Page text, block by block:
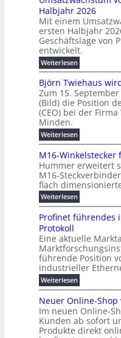
a
u
c
h
t
m
e
h
r
T
m
p
o
u
n
d
w
e
n
g
e
B
ü
o
k
r
u
b
f
ü
r
m
o
d
e
r
n
e
E
e
r
g
i
e
l
s
u
n
g
e
n
N
H
-
S
i
c
h
e
r
u
n
s
l
a
s
t
s
c
h
a
t
e
i
s
t
n
i
l
i
g
u
n
g
b
e
i
m
0
2
6
E
u
r
o
e
n
E
t
e
r
a
t
f
a
c
h
d
u
r
c
f
ü
h
r
n
g
e
n
f
ü
r
e
ff
i
z
i
n
t
e
r
e
s
K
a
b
e
l
m
Halbjahr 2026
Mit einem
ersten Halbjahr
Geschäftslage von
entwickelt.
Weiterlesen:
U
m
s
a
t
z
a
c
h
s
t
u
m
v
o
n
ü
b
r
2
0
%
i
m
e
r
t
e
n
Björn Twiehaus
Zum 15.
(Bild) die Position
(CEO) bei der
Minden.
Weiterlesen:
B
ö
r
n
T
w
i
h
u
s
w
r
d
n
e
u
r
W
M16-Winkelstecker
Hummer erweitert
M16-
flach
Weiterlesen:
M
1
6
W
i
n
k
e
l
s
t
e
c
k
e
Profinet führendes
Protokoll
Eine aktuelle
führende Position
industrieller
Weiterlesen:
P
r
o
i
n
Neuer Online-
Im neuen Online-
Kunden ab sofort
Produkte direkt